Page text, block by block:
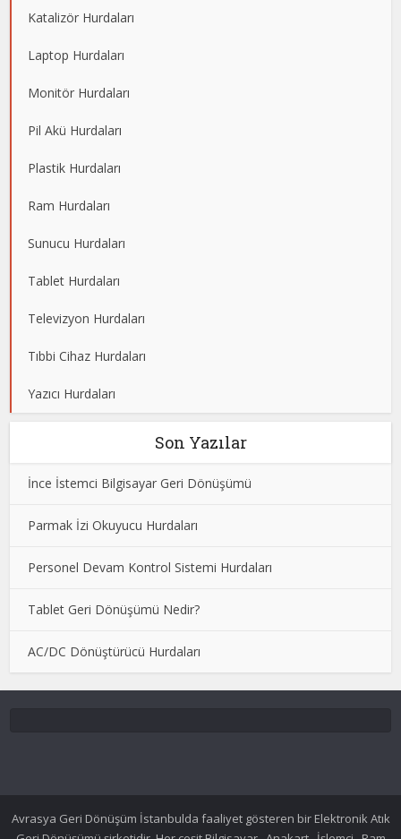
Katalizör Hurdaları
Laptop Hurdaları
Monitör Hurdaları
Pil Akü Hurdaları
Plastik Hurdaları
Ram Hurdaları
Sunucu Hurdaları
Tablet Hurdaları
Televizyon Hurdaları
Tıbbi Cihaz Hurdaları
Yazıcı Hurdaları
Son Yazılar
İnce İstemci Bilgisayar Geri Dönüşümü
Parmak İzi Okuyucu Hurdaları
Personel Devam Kontrol Sistemi Hurdaları
Tablet Geri Dönüşümü Nedir?
AC/DC Dönüştürücü Hurdaları
Avrasya Geri Dönüşüm İstanbulda faaliyet gösteren bir Elektronik Atık